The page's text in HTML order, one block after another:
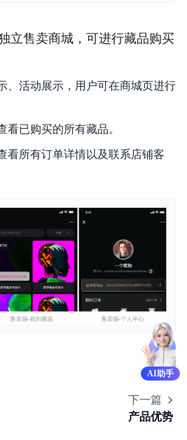
⽴售卖商城，可进⾏藏品购买
、活动展示，⽤户可在商城⻚进⾏
看已购买的所有藏品。
看所有订单详情以及联系店铺客
下一篇
产品优势
AI助手